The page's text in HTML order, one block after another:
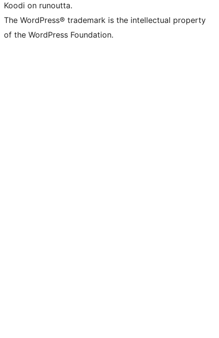
Koodi on runoutta.
The WordPress® trademark is the intellectual property
of the WordPress Foundation.